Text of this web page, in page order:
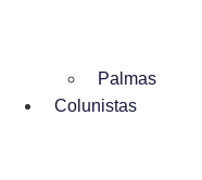
Palmas
Colunistas